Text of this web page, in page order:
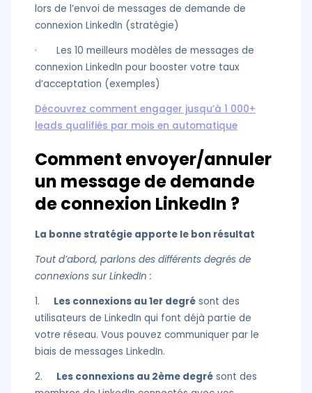
lors de l’envoi de messages de demande de
connexion LinkedIn (stratégie)
· Les 10 meilleurs modèles de messages de
connexion LinkedIn pour booster votre taux
d’acceptation (exemples)
Découvrez comment engager jusqu’à 1 000+
leads qualifiés par mois en automatique
Comment envoyer/annuler
un message de demande
de connexion LinkedIn ?
La bonne stratégie apporte le bon résultat
Tout d’abord, parlons des différents degrés de
connexions sur LinkedIn :
1. Les connexions au 1er degré sont des
utilisateurs de LinkedIn qui font déjà partie de
votre réseau. Vous pouvez communiquer par le
biais de messages LinkedIn.
2. Les connexions au 2ème degré sont des